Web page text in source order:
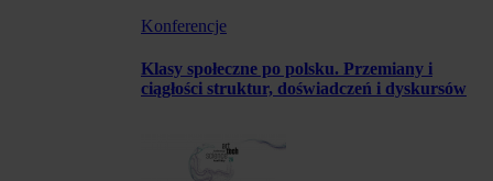
Konferencje
Klasy społeczne po polsku. Przemiany i
ciągłości struktur, doświadczeń i dyskursów